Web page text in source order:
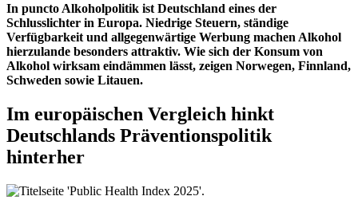
In puncto Alkoholpolitik ist Deutschland eines der
Schlusslichter in Europa. Niedrige Steuern, ständige
Verfügbarkeit und allgegenwärtige Werbung machen Alkohol
hierzulande besonders attraktiv. Wie sich der Konsum von
Alkohol wirksam eindämmen lässt, zeigen Norwegen, Finnland,
Schweden sowie Litauen.
Im europäischen Vergleich hinkt
Deutschlands Präventionspolitik
hinterher